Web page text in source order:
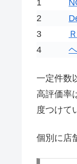
1
2
3
4
一定件数
高評価率
度つけて
個別に店